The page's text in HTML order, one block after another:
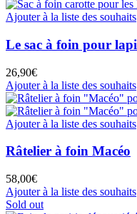
Ajouter à la liste des souhaits
Le sac à foin pour
26,90€
Ajouter à la liste des souhaits
Ajouter à la liste des souhaits
Râtelier à foin Macéo
58,00€
Ajouter à la liste des souhaits
Sold out